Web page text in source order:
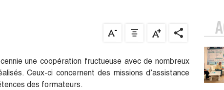
une coopération fructueuse avec de nombreux
Ceux-ci concernent des missions d’assistance
des formateurs.